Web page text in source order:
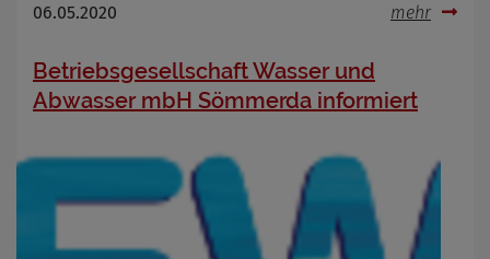
06.05.2020 mehr
Betriebsgesellschaft Wasser und
Abwasser mbH Sömmerda informiert